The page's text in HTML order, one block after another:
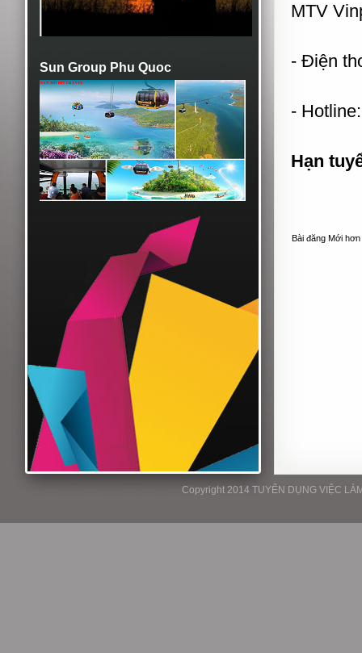
Sun Group Phu Quoc
MTV
- Điện
-
Hạn
Bài đăng Mới hơn
Copyright 2014 TUYỂN DỤNG VIỆC